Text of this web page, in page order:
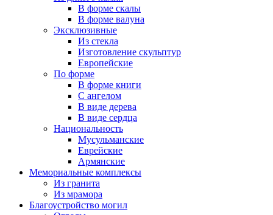
В форме скалы
В форме валуна
Эксклюзивные
Из стекла
Изготовление скульптур
Европейские
По форме
В форме книги
С ангелом
В виде дерева
В виде сердца
Национальность
Мусульманские
Еврейские
Армянские
Мемориальные комплексы
Из гранита
Из мрамора
Благоустройство могил